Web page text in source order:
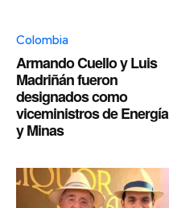
Colombia
Armando Cuello y Luis
Madriñán fueron
designados como
viceministros de Energía
y Minas